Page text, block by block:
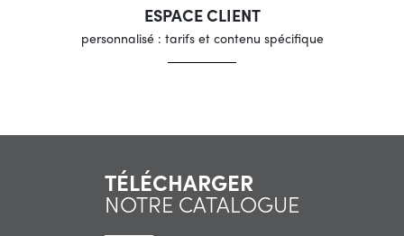
ESPACE CLIENT
personnalisé : tarifs et contenu spécifique
TÉLÉCHARGER
NOTRE CATALOGUE